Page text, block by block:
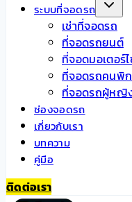
ระบบที่จอดรถ
เช่าที่จอดรถ
ที่จอดรถยนต์
ที่จอดมอเตอร์
ที่จอดรถคนพิ
ที่จอดรถผู้หญิ
ช่องจอดรถ
เกี่ยวกับเรา
บทความ
คู่มือ
ติดต่อเรา